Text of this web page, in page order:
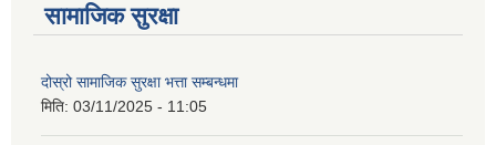
सामाजिक सुरक्षा
दोस्रो सामाजिक सुरक्षा भत्ता सम्बन्धमा
मिति: 03/11/2025 - 11:05